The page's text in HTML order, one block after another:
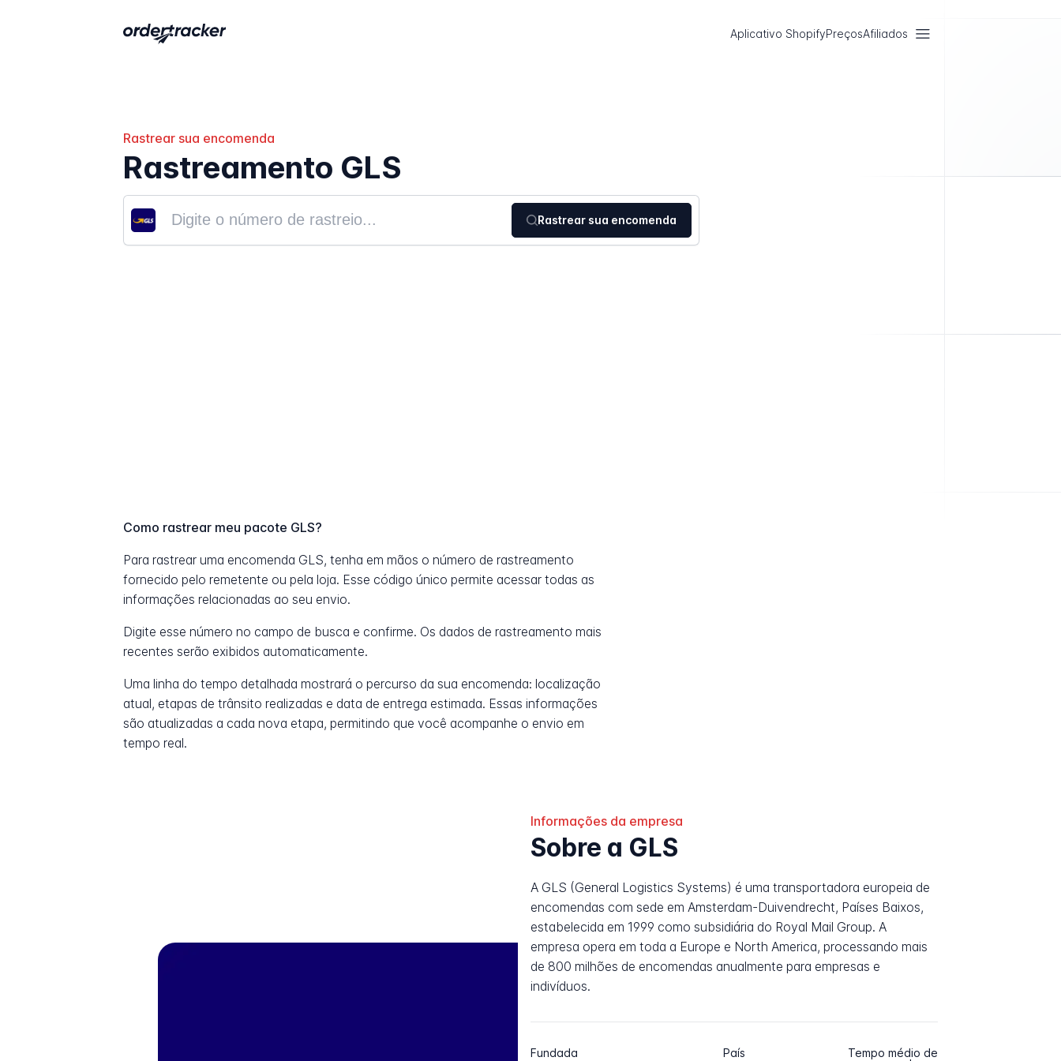
Aplicativo ShopifyPreçosAfiliados
Rastrear sua encomenda
Rastreamento GLS
Rastrear sua encomenda
Como rastrear meu pacote GLS?
Para rastrear uma encomenda GLS, tenha em mãos o número de rastreamento
fornecido pelo remetente ou pela loja. Esse código único permite acessar todas as
informações relacionadas ao seu envio.
Digite esse número no campo de busca e confirme. Os dados de rastreamento mais
recentes serão exibidos automaticamente.
Uma linha do tempo detalhada mostrará o percurso da sua encomenda: localização
atual, etapas de trânsito realizadas e data de entrega estimada. Essas informações
são atualizadas a cada nova etapa, permitindo que você acompanhe o envio em
tempo real.
Informações da empresa
Sobre a GLS
A GLS (General Logistics Systems) é uma transportadora europeia de
encomendas com sede em Amsterdam-Duivendrecht, Países Baixos,
estabelecida em 1999 como subsidiária do Royal Mail Group. A
empresa opera em toda a Europe e North America, processando mais
de 800 milhões de encomendas anualmente para empresas e
indivíduos.
Fundada País Tempo médio de